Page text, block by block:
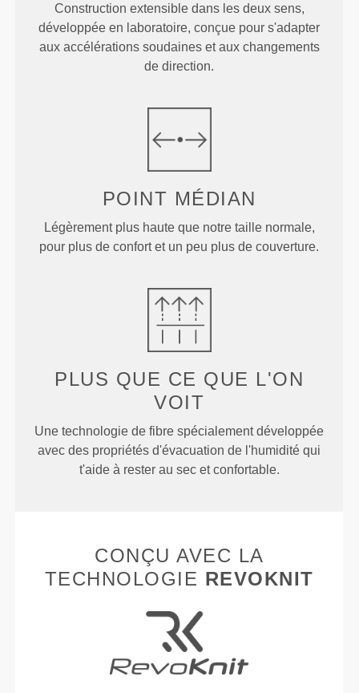
Construction extensible dans les deux sens,
développée en laboratoire, conçue pour s'adapter
aux accélérations soudaines et aux changements
de direction.
POINT MÉDIAN
Légèrement plus haute que notre taille normale,
pour plus de confort et un peu plus de couverture.
PLUS QUE CE QUE L'ON
VOIT
Une technologie de fibre spécialement développée
avec des propriétés d'évacuation de l'humidité qui
t'aide à rester au sec et confortable.
CONÇU AVEC LA
TECHNOLOGIE REVOKNIT